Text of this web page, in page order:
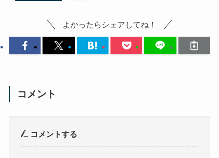
よかったらシェアしてね！
コメント
コメントする